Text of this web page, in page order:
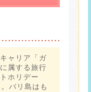
ャリア「ガ
属する旅行
ホリデー
バリ島はも